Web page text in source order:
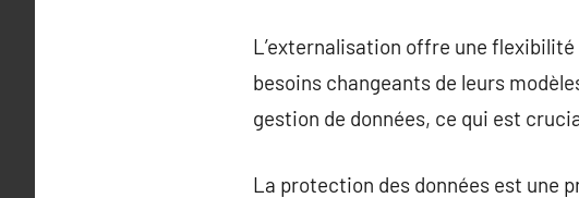
L’externalisation offre une
besoins changeants de leurs
gestion de données, ce qui est
La protection des données est une